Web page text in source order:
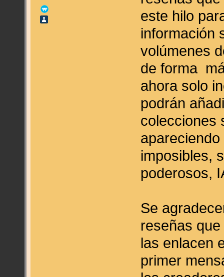
este hilo
información
volúmenes
de forma
ahora solo
podrán
colecciones
imposibles,
poderosos,
Se
reseñas
las enlacen
primer